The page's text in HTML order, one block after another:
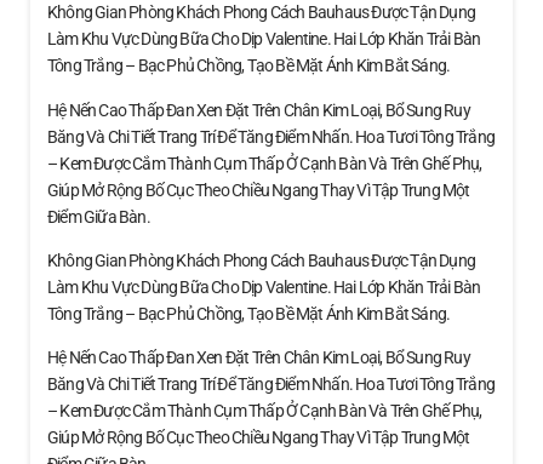
Không Gian Phòng Khách Phong Cách Bauhaus Được Tận Dụng
Làm Khu Vực Dùng Bữa Cho Dịp Valentine. Hai Lớp Khăn Trải Bàn
Tông Trắng – Bạc Phủ Chồng, Tạo Bề Mặt Ánh Kim Bắt Sáng.
Hệ Nến Cao Thấp Đan Xen Đặt Trên Chân Kim Loại, Bổ Sung Ruy
Băng Và Chi Tiết Trang Trí Để Tăng Điểm Nhấn. Hoa Tươi Tông Trắng
– Kem Được Cắm Thành Cụm Thấp Ở Cạnh Bàn Và Trên Ghế Phụ,
Giúp Mở Rộng Bố Cục Theo Chiều Ngang Thay Vì Tập Trung Một
Điểm Giữa Bàn.
Không Gian Phòng Khách Phong Cách Bauhaus Được Tận Dụng
Làm Khu Vực Dùng Bữa Cho Dịp Valentine. Hai Lớp Khăn Trải Bàn
Tông Trắng – Bạc Phủ Chồng, Tạo Bề Mặt Ánh Kim Bắt Sáng.
Hệ Nến Cao Thấp Đan Xen Đặt Trên Chân Kim Loại, Bổ Sung Ruy
Băng Và Chi Tiết Trang Trí Để Tăng Điểm Nhấn. Hoa Tươi Tông Trắng
– Kem Được Cắm Thành Cụm Thấp Ở Cạnh Bàn Và Trên Ghế Phụ,
Giúp Mở Rộng Bố Cục Theo Chiều Ngang Thay Vì Tập Trung Một